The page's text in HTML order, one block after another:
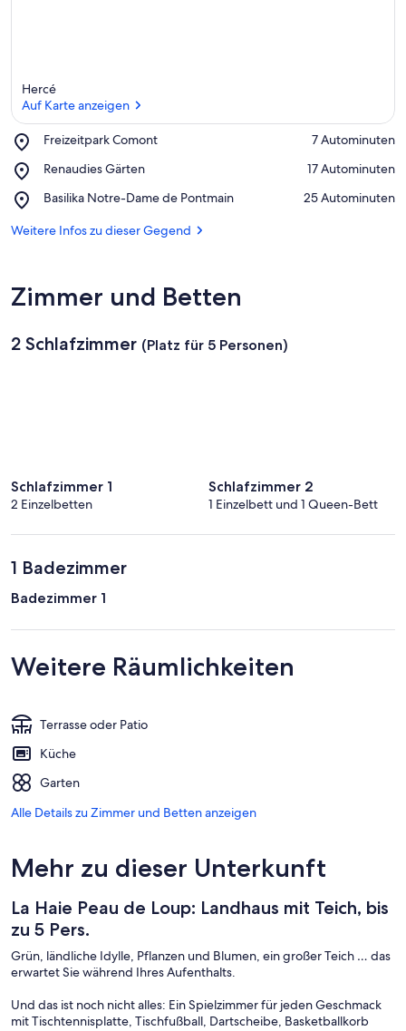
Hercé
Auf Karte anzeigen
Freizeitpark Comont
Place,
Comont
‪7 Autominuten‬
Renaudies Gärten
Place,
Gärten
‪17 Autominuten‬
Basilika Notre-Dame de Pontmain
Place,
Notre-
‪25 Autominuten‬
Weitere Infos zu dieser Gegend
Zimmer und Betten
2 Schlafzimmer (Platz für 5 Personen)
Schlafzimmer 1
2 Einzelbetten
Schlafzimmer 2
1 Einzelbett und 1 Queen-Bett
1 Badezimmer
Badezimmer 1
Weitere Räumlichkeiten
Terrasse oder Patio
Küche
Garten
Alle Details zu Zimmer und Betten anzeigen
Mehr zu dieser Unterkunft
La Haie Peau de Loup: Landhaus mit Teich, bis
zu 5 Pers.
Grün, ländliche Idylle, Pflanzen und Blumen, ein großer Teich … das
erwartet Sie während Ihres Aufenthalts.
Und das ist noch nicht alles: Ein Spielzimmer für jeden Geschmack
mit Tischtennisplatte, Tischfußball, Dartscheibe, Basketballkorb